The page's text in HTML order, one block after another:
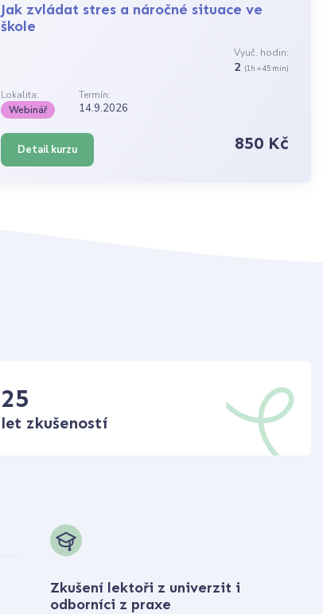
Jak zvládat stres a náročné situace ve
škole
Vyuč. hodin:
2 (1h = 45 min)
Lokalita:
Termín:
Webinář
14.9.2026
Detail kurzu 850 Kč
25
let zkušeností
Zkušení lektoři z univerzit i
odborníci z praxe